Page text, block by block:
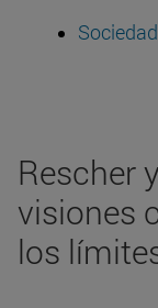
Sociedad
Rescher
visiones
los